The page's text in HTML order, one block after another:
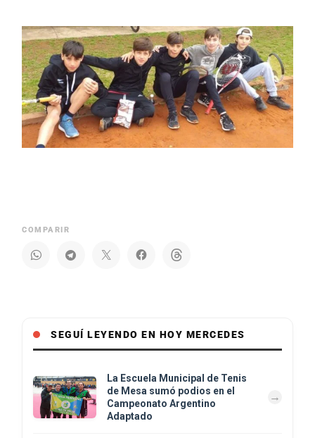
COMPARIR
SEGUÍ LEYENDO EN HOY MERCEDES
La Escuela Municipal de Tenis
de Mesa sumó podios en el
Campeonato Argentino
Adaptado